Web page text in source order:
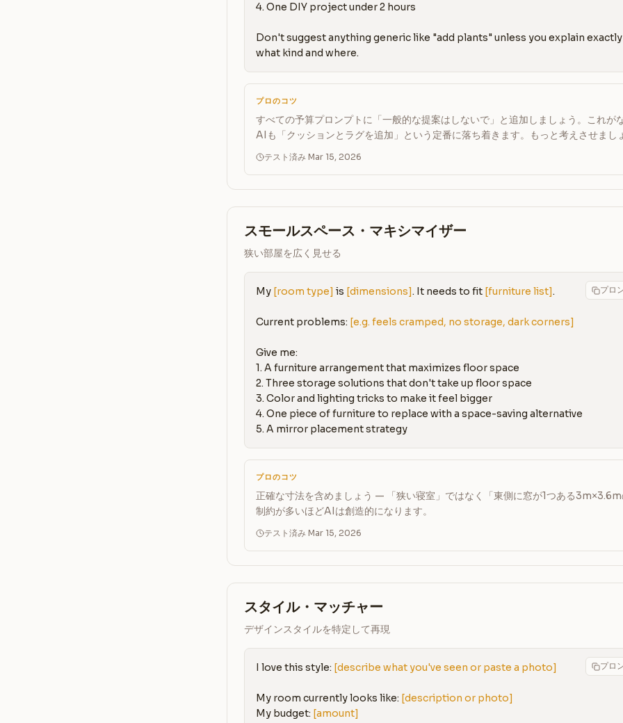
4. One DIY project under 2 hours
Don't suggest anything generic like "add plants" unless you explain exactly
what kind and where.
プロのコツ
すべての予算プロンプトに「一般的な提案はしないで」と追加しましょう。これが
AIも「クッションとラグを追加」という定番に落ち着きます。もっと考えさせまし
テスト済み Mar 15, 2026
スモールスペース・マキシマイザー
狭い部屋を広く見せる
プロ
My [room type] is [dimensions]. It needs to fit [furniture list].
Current problems: [e.g. feels cramped, no storage, dark corners]
Give me:
1. A furniture arrangement that maximizes floor space
2. Three storage solutions that don't take up floor space
3. Color and lighting tricks to make it feel bigger
4. One piece of furniture to replace with a space-saving alternative
5. A mirror placement strategy
プロのコツ
正確な寸法を含めましょう — 「狭い寝室」ではなく「東側に窓が1つある3m×3.6m
制約が多いほどAIは創造的になります。
テスト済み Mar 15, 2026
スタイル・マッチャー
デザインスタイルを特定して再現
プロ
I love this style: [describe what you've seen or paste a photo]
My room currently looks like: [description or photo]
My budget: [amount]